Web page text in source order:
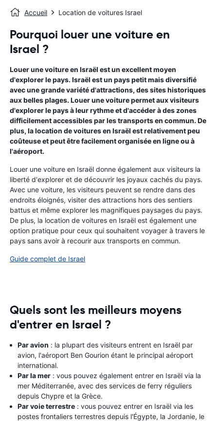
Accueil Location de voitures Israel
Pourquoi louer une voiture en
Israel ?
Louer une voiture en Israël est un excellent moyen
d'explorer le pays. Israël est un pays petit mais diversifié
avec une grande variété d'attractions, des sites historiques
aux belles plages. Louer une voiture permet aux visiteurs
d'explorer le pays à leur rythme et d'accéder à des zones
difficilement accessibles par les transports en commun. De
plus, la location de voitures en Israël est relativement peu
coûteuse et peut être facilement organisée en ligne ou à
l'aéroport.
Louer une voiture en Israël donne également aux visiteurs la
liberté d'explorer et de découvrir les joyaux cachés du pays.
Avec une voiture, les visiteurs peuvent se rendre dans des
endroits éloignés, visiter des attractions hors des sentiers
battus et même explorer les magnifiques paysages du pays.
De plus, la location de voitures en Israël est également une
option pratique pour ceux qui souhaitent voyager à travers le
pays sans avoir à recourir aux transports en commun.
Guide complet de Israel
Quels sont les meilleurs moyens
d'entrer en Israel ?
Par avion : la plupart des visiteurs entrent en Israël par
avion, l'aéroport Ben Gourion étant le principal aéroport
international.
Par la mer : vous pouvez également entrer en Israël via la
mer Méditerranée, avec des services de ferry réguliers
depuis Chypre et la Grèce.
Par voie terrestre : vous pouvez entrer en Israël via les
postes frontaliers terrestres depuis l'Égypte, la Jordanie, le